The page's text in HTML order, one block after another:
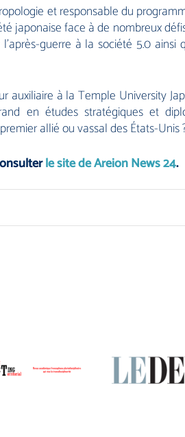
et responsable du
japonaise face à de nombreux
guerre à la société 5.0ainsi
auxiliaire à la Temple University
en études stratégiques et
allié ou vassal des États-Unis
le site de Areion News 24.